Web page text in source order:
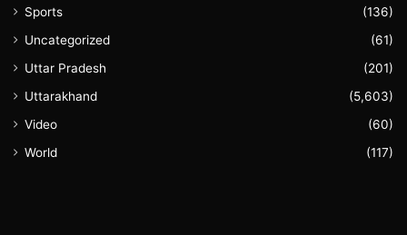
Sports
(136)
Uncategorized
(61)
Uttar Pradesh
(201)
Uttarakhand
(5,603)
Video
(60)
World
(117)